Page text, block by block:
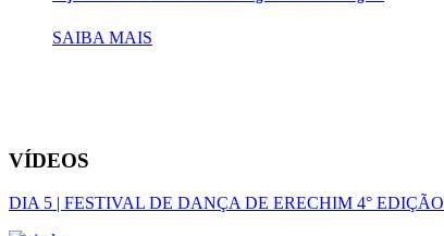
SAIBA MAIS
VÍDEOS
DIA 5 | FESTIVAL DE DANÇA DE ERECHIM 4° EDIÇÃO